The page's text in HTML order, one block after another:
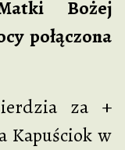
Bożej
połączona
za +
Kapuściok w